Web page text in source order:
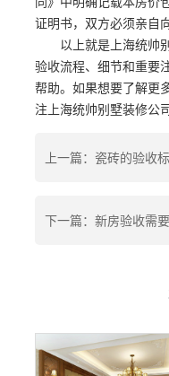
证明书，双方必须亲自
以上就是上海统帅
验收流程、细节和重要
帮助。如果想要了解更
注上海统帅别墅装修公司
上一篇：瓷砖的验收